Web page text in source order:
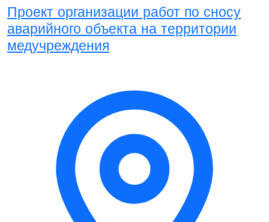
Проект организации работ по сносу
аварийного объекта на территории
медучреждения